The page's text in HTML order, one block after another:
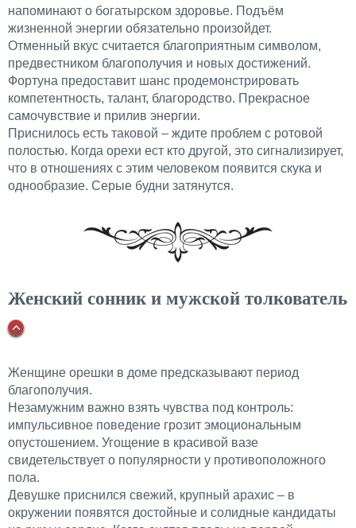
напоминают о богатырском здоровье. Подъём
жизненной энергии обязательно произойдет.
Отменный вкус считается благоприятным символом,
предвестником благополучия и новых достижений.
Фортуна предоставит шанс продемонстрировать
компетентность, талант, благородство. Прекрасное
самочувствие и прилив энергии.
Приснилось есть таковой – ждите проблем с ротовой
полостью. Когда орехи ест кто другой, это сигнализирует,
что в отношениях с этим человеком появится скука и
однообразие. Серые будни затянутся.
Женский сонник и мужской толкователь
Женщине орешки в доме предсказывают период
благополучия.
Незамужним важно взять чувства под контроль:
импульсивное поведение грозит эмоциональным
опустошением. Угощение в красивой вазе
свидетельствует о популярности у противоположного
пола.
Девушке приснился свежий, крупный арахис – в
окружении появятся достойные и солидные кандидаты